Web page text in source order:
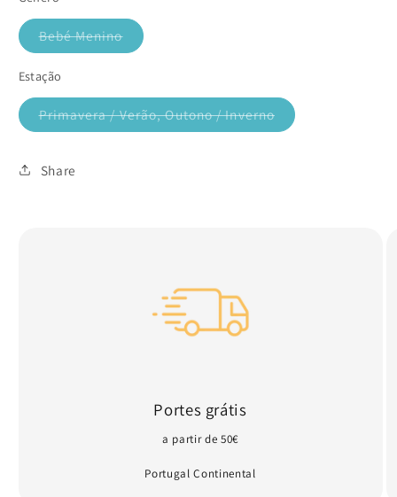
Bebé Menino
Variante
Estação
Primavera / Verão, Outono / Inverno
Variante
Share
Portes grátis
a partir de 50€
Portugal Continental